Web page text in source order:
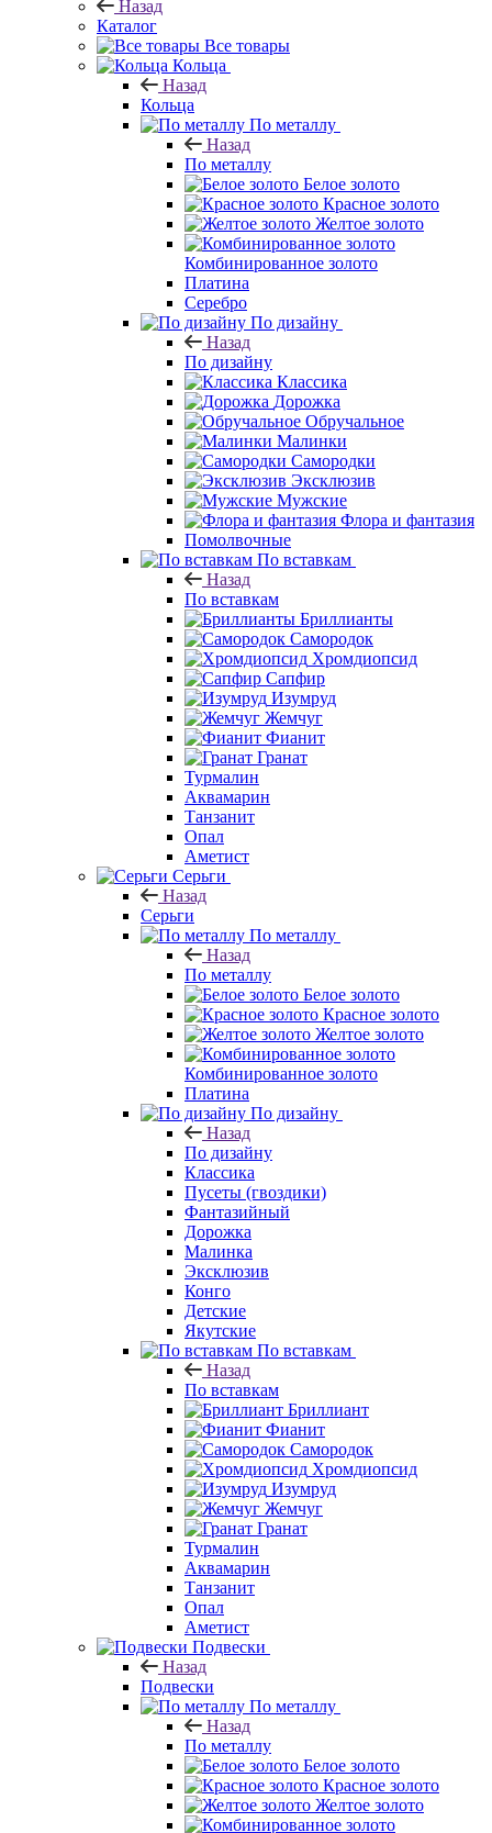
Назад
Каталог
Все товары
Кольца
Назад
Кольца
По металлу
Назад
По металлу
Белое золото
Красное золото
Желтое золото
Комбинированное золото
Платина
Серебро
По дизайну
Назад
По дизайну
Классика
Дорожка
Обручальное
Малинки
Самородки
Эксклюзив
Мужские
Флора и фантазия
Помолвочные
По вставкам
Назад
По вставкам
Бриллианты
Самородок
Хромдиопсид
Сапфир
Изумруд
Жемчуг
Фианит
Гранат
Турмалин
Аквамарин
Танзанит
Опал
Аметист
Серьги
Назад
Серьги
По металлу
Назад
По металлу
Белое золото
Красное золото
Желтое золото
Комбинированное золото
Платина
По дизайну
Назад
По дизайну
Классика
Пусеты (гвоздики)
Фантазийный
Дорожка
Малинка
Эксклюзив
Конго
Детские
Якутские
По вставкам
Назад
По вставкам
Бриллиант
Фианит
Самородок
Хромдиопсид
Изумруд
Жемчуг
Гранат
Турмалин
Аквамарин
Танзанит
Опал
Аметист
Подвески
Назад
Подвески
По металлу
Назад
По металлу
Белое золото
Красное золото
Желтое золото